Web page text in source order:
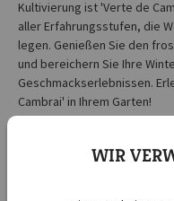
Kultivierung ist 'Verte de
aller Erfahrungsstufen, die
legen. Genießen Sie den
und bereichern Sie Ihre
Geschmackserlebnissen.
Cambrai' in Ihrem Garten!
Kurzbezeichnung :
WIR